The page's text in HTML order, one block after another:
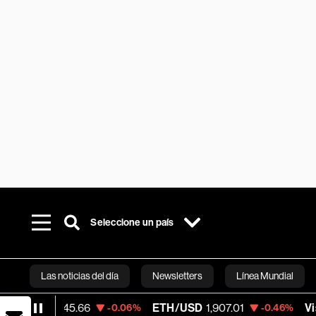
Seleccione un país
Las noticias del día Newsletters Línea Mundial
Bloomberg
-0.06% ETH/USD 1,907.01 -0.46% Visa 368.54